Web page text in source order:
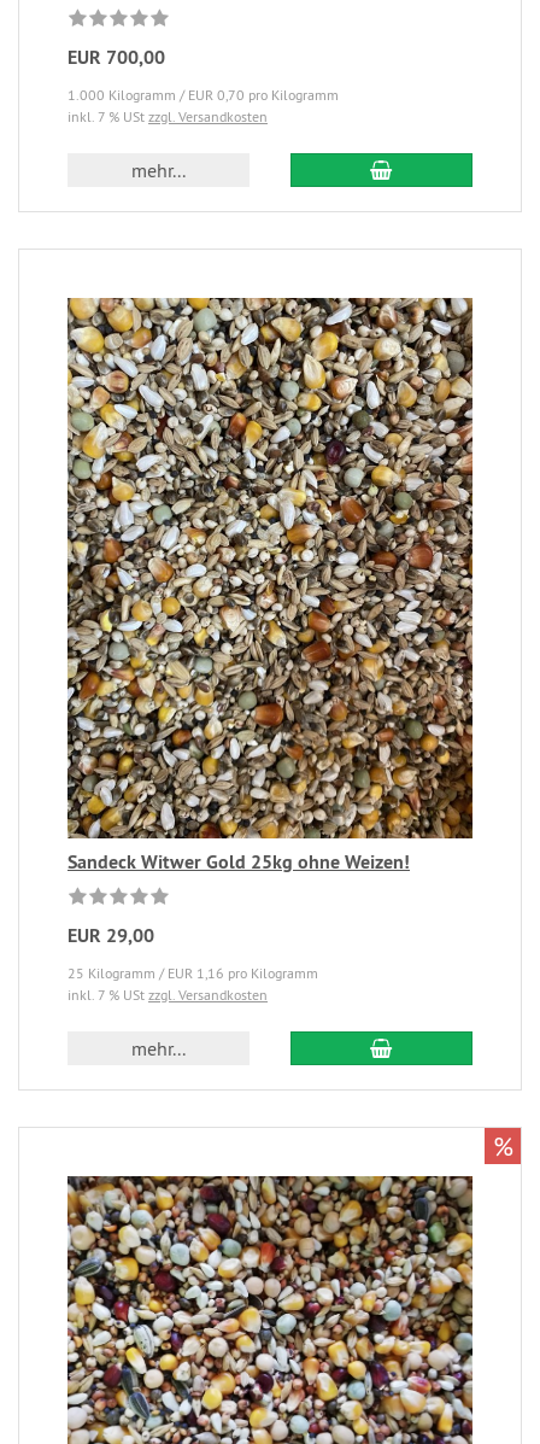
EUR 700,00
1.000 Kilogramm / EUR 0,70 pro Kilogramm
inkl. 7 % USt zzgl. Versandkosten
mehr...
Sandeck Witwer Gold 25kg ohne Weizen!
EUR 29,00
25 Kilogramm / EUR 1,16 pro Kilogramm
inkl. 7 % USt zzgl. Versandkosten
mehr...
%